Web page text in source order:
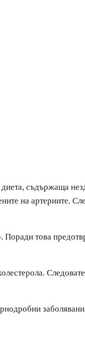
съдържаща
на артериите.
това